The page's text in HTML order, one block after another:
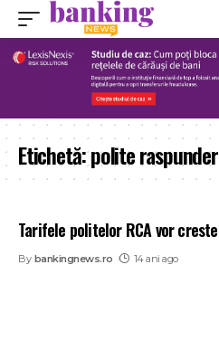
Etichetă:polite
Tarifele politelor RCA vor
By bankingnews.ro 14 ani ago